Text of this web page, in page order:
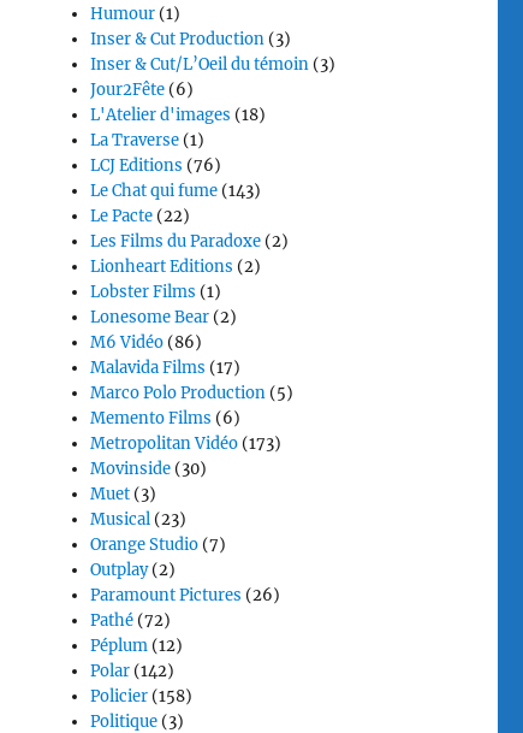
Humour (1)
Inser & Cut Production (3)
Inser & Cut/L’Oeil du témoin (3)
Jour2Fête (6)
L'Atelier d'images (18)
La Traverse (1)
LCJ Editions (76)
Le Chat qui fume (143)
Le Pacte (22)
Les Films du Paradoxe (2)
Lionheart Editions (2)
Lobster Films (1)
Lonesome Bear (2)
M6 Vidéo (86)
Malavida Films (17)
Marco Polo Production (5)
Memento Films (6)
Metropolitan Vidéo (173)
Movinside (30)
Muet (3)
Musical (23)
Orange Studio (7)
Outplay(2)
Paramount Pictures (26)
Pathé (72)
Péplum (12)
Polar (142)
Policier (158)
Politique (3)